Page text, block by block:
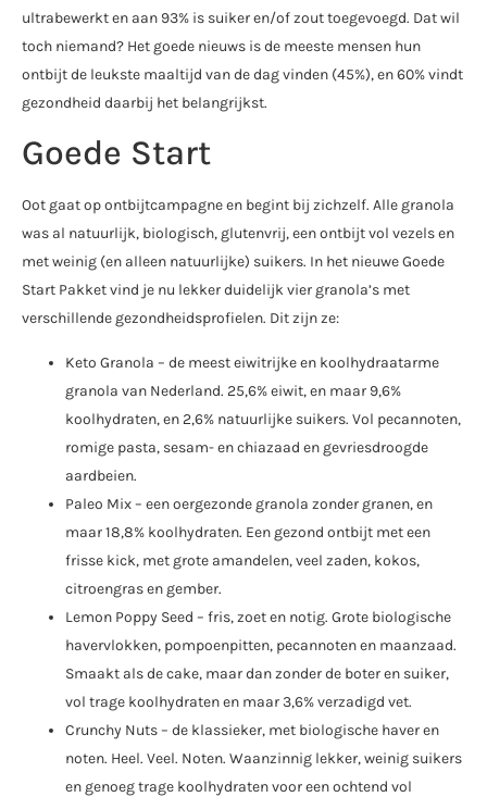
ultrabewerkt en aan 93% is suiker en/of zout toegevoegd. Dat wil
toch niemand? Het goede nieuws is de meeste mensen hun
ontbijt de leukste maaltijd van de dag vinden (45%), en 60% vindt
gezondheid daarbij het belangrijkst.
Goede Start
Oot gaat op ontbijtcampagne en begint bij zichzelf. Alle granola
was al natuurlijk, biologisch, glutenvrij, een ontbijt vol vezels en
met weinig (en alleen natuurlijke) suikers. In het nieuwe Goede
Start Pakket vind je nu lekker duidelijk vier granola’s met
verschillende gezondheidsprofielen. Dit zijn ze:
Keto Granola – de meest eiwitrijke en koolhydraatarme
granola van Nederland. 25,6% eiwit, en maar 9,6%
koolhydraten, en 2,6% natuurlijke suikers. Vol pecannoten,
romige pasta, sesam- en chiazaad en gevriesdroogde
aardbeien.
Paleo Mix – een oergezonde granola zonder granen, en
maar 18,8% koolhydraten. Een gezond ontbijt met een
frisse kick, met grote amandelen, veel zaden, kokos,
citroengras en gember.
Lemon Poppy Seed – fris, zoet en notig. Grote biologische
havervlokken, pompoenpitten, pecannoten en maanzaad.
Smaakt als de cake, maar dan zonder de boter en suiker,
vol trage koolhydraten en maar 3,6% verzadigd vet.
Crunchy Nuts – de klassieker, met biologische haver en
noten. Heel. Veel. Noten. Waanzinnig lekker, weinig suikers
en genoeg trage koolhydraten voor een ochtend vol